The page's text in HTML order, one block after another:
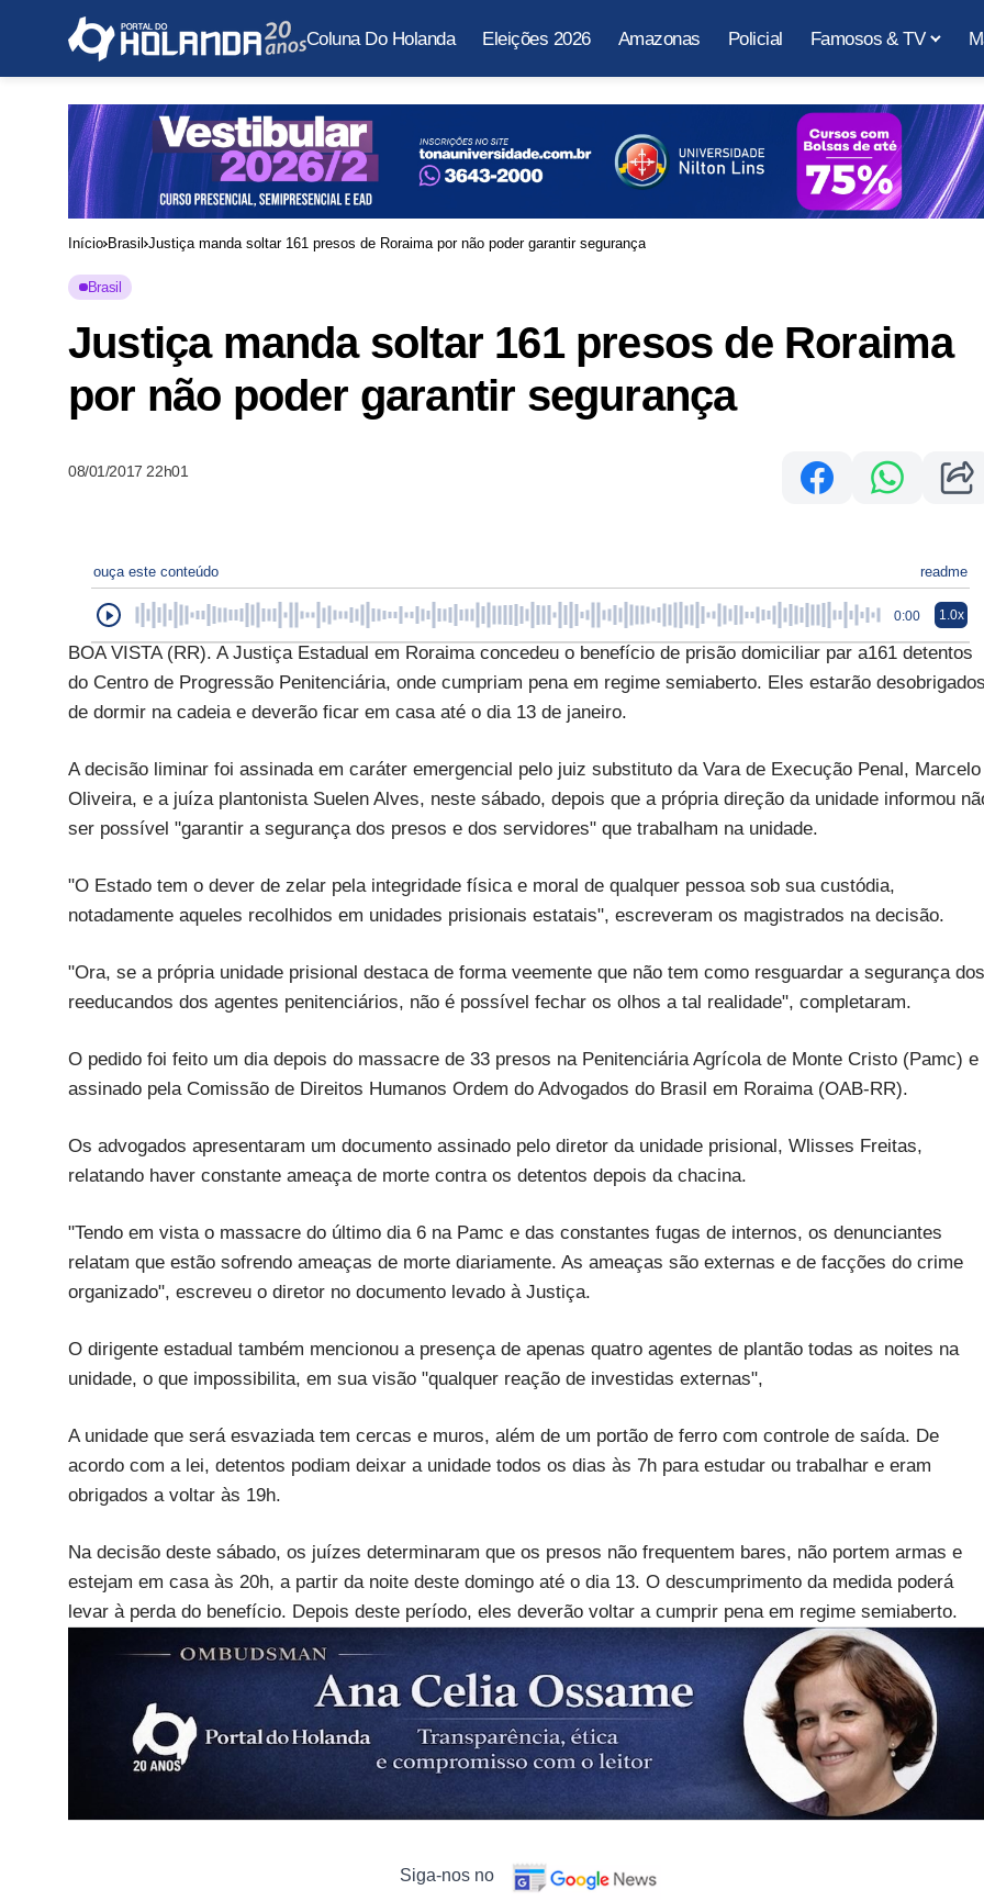
Coluna Do Holanda Eleições 2026 Amazonas Policial Famosos & TV
Início Brasil Justiça manda soltar 161 presos de Roraima por não poder garantir segurança
Brasil
Justiça manda soltar 161 presos de Roraima
por não poder garantir segurança
08/01/2017 22h01
ouça este conteúdo readme
0:00 1.0x
BOA VISTA (RR). A Justiça Estadual em Roraima concedeu o benefício de prisão domiciliar par a161 detentos
do Centro de Progressão Penitenciária, onde cumpriam pena em regime semiaberto. Eles estarão desobrigados
de dormir na cadeia e deverão ficar em casa até o dia 13 de janeiro.
A decisão liminar foi assinada em caráter emergencial pelo juiz substituto da Vara de Execução Penal, Marcelo
Oliveira, e a juíza plantonista Suelen Alves, neste sábado, depois que a própria direção da unidade informou
ser possível "garantir a segurança dos presos e dos servidores" que trabalham na unidade.
"O Estado tem o dever de zelar pela integridade física e moral de qualquer pessoa sob sua custódia,
notadamente aqueles recolhidos em unidades prisionais estatais", escreveram os magistrados na decisão.
"Ora, se a própria unidade prisional destaca de forma veemente que não tem como resguardar a segurança dos
reeducandos dos agentes penitenciários, não é possível fechar os olhos a tal realidade", completaram.
O pedido foi feito um dia depois do massacre de 33 presos na Penitenciária Agrícola de Monte Cristo (Pamc) e
assinado pela Comissão de Direitos Humanos Ordem do Advogados do Brasil em Roraima (OAB-RR).
Os advogados apresentaram um documento assinado pelo diretor da unidade prisional, Wlisses Freitas,
relatando haver constante ameaça de morte contra os detentos depois da chacina.
"Tendo em vista o massacre do último dia 6 na Pamc e das constantes fugas de internos, os denunciantes
relatam que estão sofrendo ameaças de morte diariamente. As ameaças são externas e de facções do crime
organizado", escreveu o diretor no documento levado à Justiça.
O dirigente estadual também mencionou a presença de apenas quatro agentes de plantão todas as noites na
unidade, o que impossibilita, em sua visão "qualquer reação de investidas externas",
A unidade que será esvaziada tem cercas e muros, além de um portão de ferro com controle de saída. De
acordo com a lei, detentos podiam deixar a unidade todos os dias às 7h para estudar ou trabalhar e eram
obrigados a voltar às 19h.
Na decisão deste sábado, os juízes determinaram que os presos não frequentem bares, não portem armas e
estejam em casa às 20h, a partir da noite deste domingo até o dia 13. O descumprimento da medida poderá
levar à perda do benefício. Depois deste período, eles deverão voltar a cumprir pena em regime semiaberto.
Siga-nos no